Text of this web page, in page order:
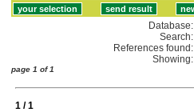
Database:
Search:
References found:
Showing:
page 1 of 1
1 / 1